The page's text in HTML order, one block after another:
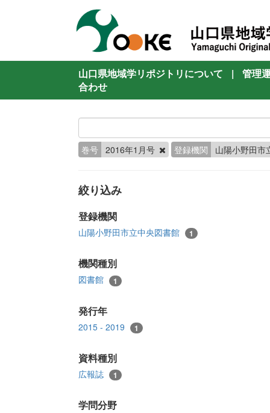
山口県地域学リポジトリについて |
管理
合わせ
巻号 2016年1月号 登録機関 山陽小野田
絞り込み
登録機関
山陽小野田市立中央図書館 1
機関種別
図書館 1
発行年
2015 - 2019 1
資料種別
広報誌 1
学問分野